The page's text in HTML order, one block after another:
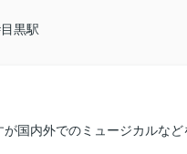
黒駅
国内外でのミュージカルなど